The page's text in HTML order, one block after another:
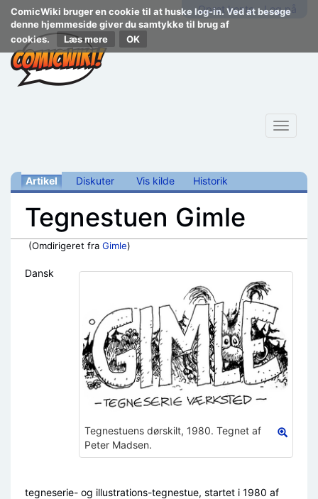
ComicWiki bruger en cookie til at huske log-in. Ved at besøge
denne hjemmeside giver du samtykke til brug af
cookies.
Læs mere
Opret konto Log på
Toggle
Artikel Diskuter Vis kilde Historik
Tegnestuen Gimle
(Omdirigeret fra Gimle)
Tegnestuens dørskilt, 1980. Tegnet af
Peter Madsen.
Dansk
tegneserie- og illustrations-tegnestue, startet i 1980 af